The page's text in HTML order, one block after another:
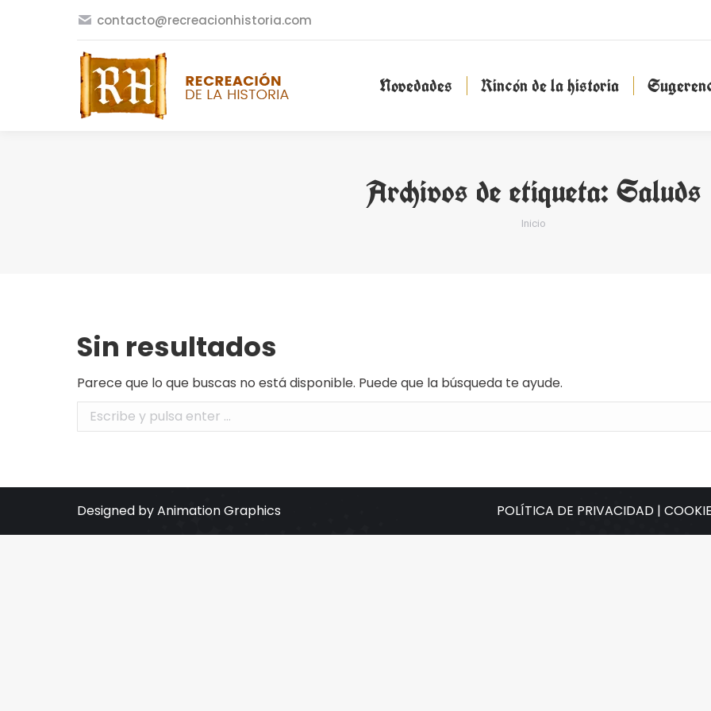
contacto@recreacionhistoria.com
Novedades Rincón de la historia
Archivos de etiqueta:Saluds
Estás aquí:
Inicio
Sin resultados
Parece que lo que buscas no está disponible. Puede que la búsqueda te ayude.
Buscar:
Designed by Animation Graphics POLÍTICA DE PRIVACIDAD |
Novedades Rincón de la historia